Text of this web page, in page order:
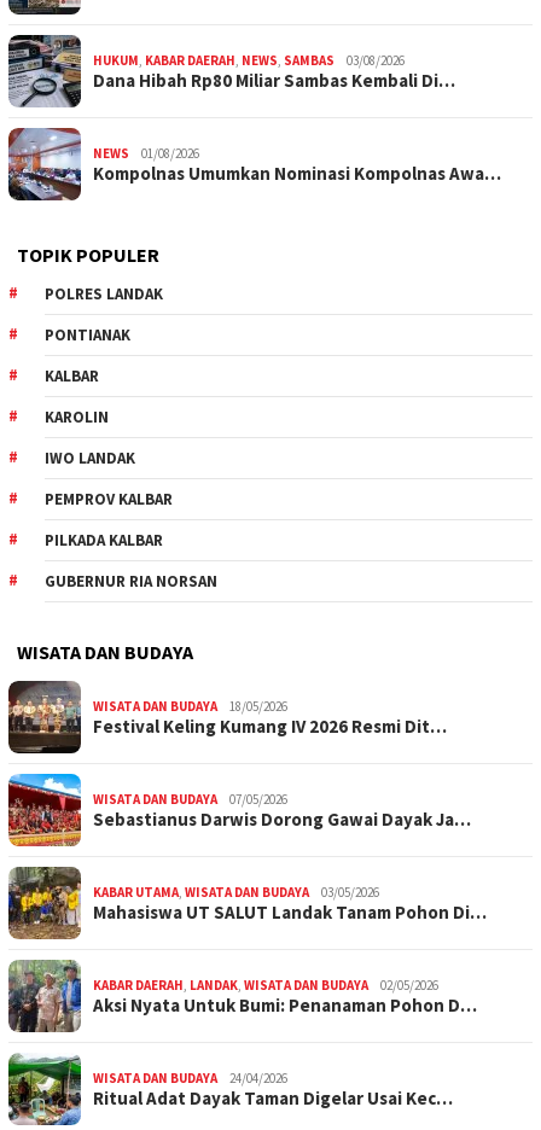
HUKUM, KABAR DAERAH, NEWS, SAMBAS 03/08/2026
Dana Hibah Rp80 Miliar Sambas Kembali Di…
NEWS 01/08/2026
Kompolnas Umumkan Nominasi Kompolnas Awa…
TOPIK POPULER
POLRES LANDAK
PONTIANAK
KALBAR
KAROLIN
IWO LANDAK
PEMPROV KALBAR
PILKADA KALBAR
GUBERNUR RIA NORSAN
WISATA DAN BUDAYA
WISATA DAN BUDAYA 18/05/2026
Festival Keling Kumang IV 2026 Resmi Dit…
WISATA DAN BUDAYA 07/05/2026
Sebastianus Darwis Dorong Gawai Dayak Ja…
KABAR UTAMA, WISATA DAN BUDAYA 03/05/2026
Mahasiswa UT SALUT Landak Tanam Pohon Di…
KABAR DAERAH, LANDAK, WISATA DAN BUDAYA 02/05/2026
Aksi Nyata Untuk Bumi: Penanaman Pohon D…
WISATA DAN BUDAYA 24/04/2026
Ritual Adat Dayak Taman Digelar Usai Kec…